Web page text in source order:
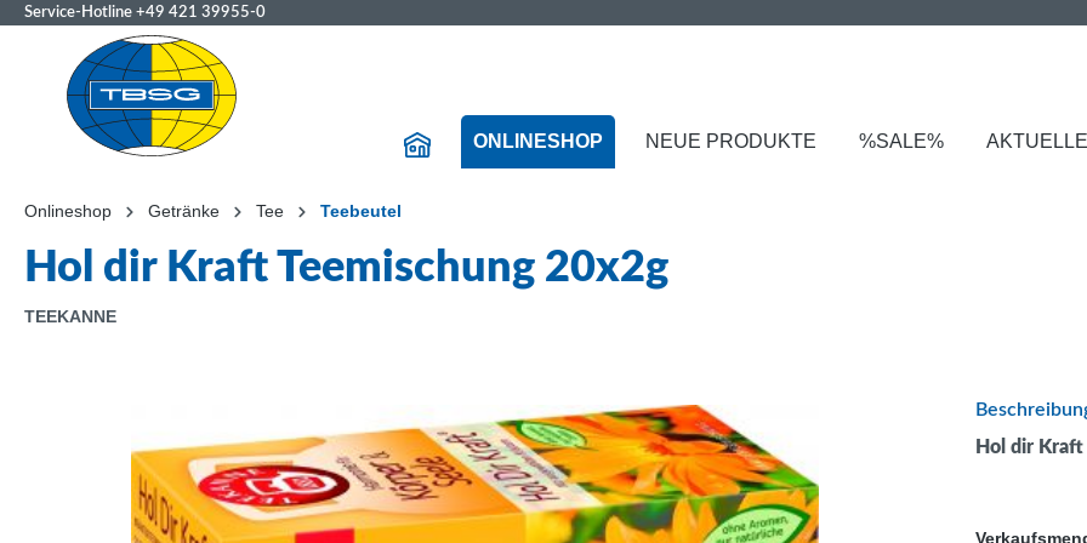
Service-Hotline +49 421 39955-0
ONLINESHOP NEUE PRODUKTE %SALE%
Onlineshop Getränke Tee Teebeutel
Hol dir Kraft Teemischung 20x2g
TEEKANNE
Hol dir